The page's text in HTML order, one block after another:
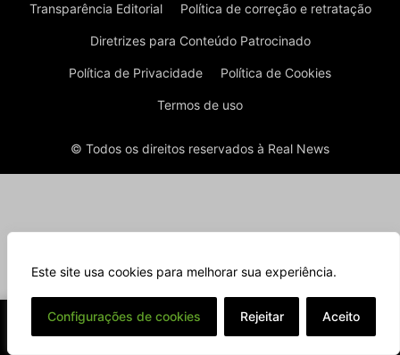
Este site usa cookies para melhorar sua experiência.
Configurações de cookies Rejeitar Aceito
Transparência Editorial Política de correção e retratação
Diretrizes para Conteúdo Patrocinado
Política de Privacidade Política de Cookies
Termos de uso
© Todos os direitos reservados à Real News